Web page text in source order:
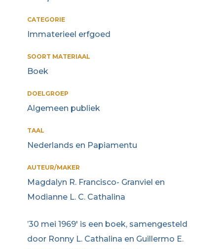
CATEGORIE
Immaterieel erfgoed
SOORT MATERIAAL
Boek
DOELGROEP
Algemeen publiek
TAAL
Nederlands en Papiamentu
AUTEUR/MAKER
Magdalyn R. Francisco- Granviel en
Modianne L. C. Cathalina
’30 mei 1969′ is een boek, samengesteld
door Ronny L. Cathalina en Guillermo E.